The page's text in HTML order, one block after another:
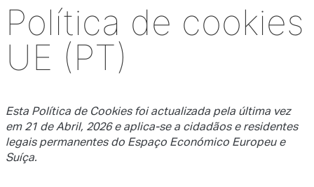
Política de cookies
UE (PT)
Esta Política de Cookies foi actualizada pela última vez
em 21 de Abril, 2026 e aplica-se a cidadãos e residentes
legais permanentes do Espaço Económico Europeu e
Suíça.